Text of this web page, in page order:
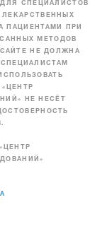
СПЕЦИАЛИСТОВ
ПАЦИЕНТАМИ ПРИ
МЕТОДОВ
НЕ ДОЛЖНА
НЕ НЕСЁТ